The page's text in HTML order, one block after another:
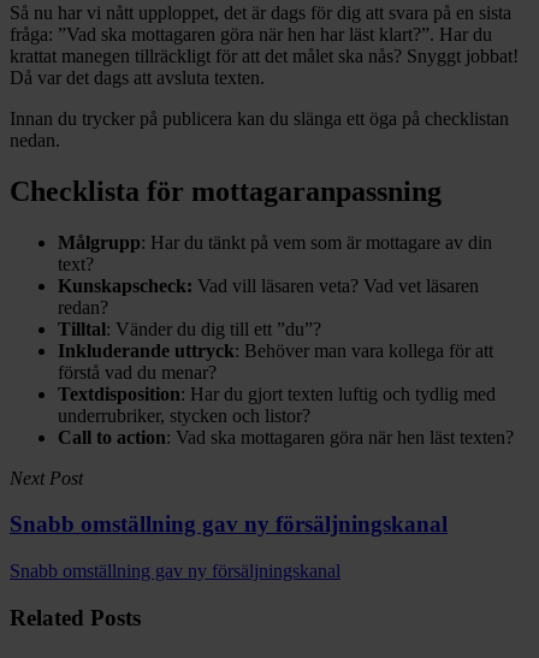
Så nu har vi nått upploppet, det är dags för dig att svara på en sista
fråga: ”Vad ska mottagaren göra när hen har läst klart?”. Har du
krattat manegen tillräckligt för att det målet ska nås? Snyggt jobbat!
Då var det dags att avsluta texten.
Innan du trycker på publicera kan du slänga ett öga på checklistan
nedan.
Checklista för mottagaranpassning
Målgrupp: Har du tänkt på vem som är mottagare av din
text?
Kunskapscheck: Vad vill läsaren veta? Vad vet läsaren
redan?
Tilltal: Vänder du dig till ett ”du”?
Inkluderande uttryck: Behöver man vara kollega för att
förstå vad du menar?
Textdisposition: Har du gjort texten luftig och tydlig med
underrubriker, stycken och listor?
Call to action: Vad ska mottagaren göra när hen läst texten?
Next Post
Snabb omställning gav ny försäljningskanal
Snabb omställning gav ny försäljningskanal
Related Posts